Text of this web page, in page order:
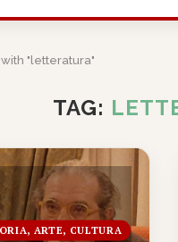
"letteratura"
TAG:
ARTE, CULTURA